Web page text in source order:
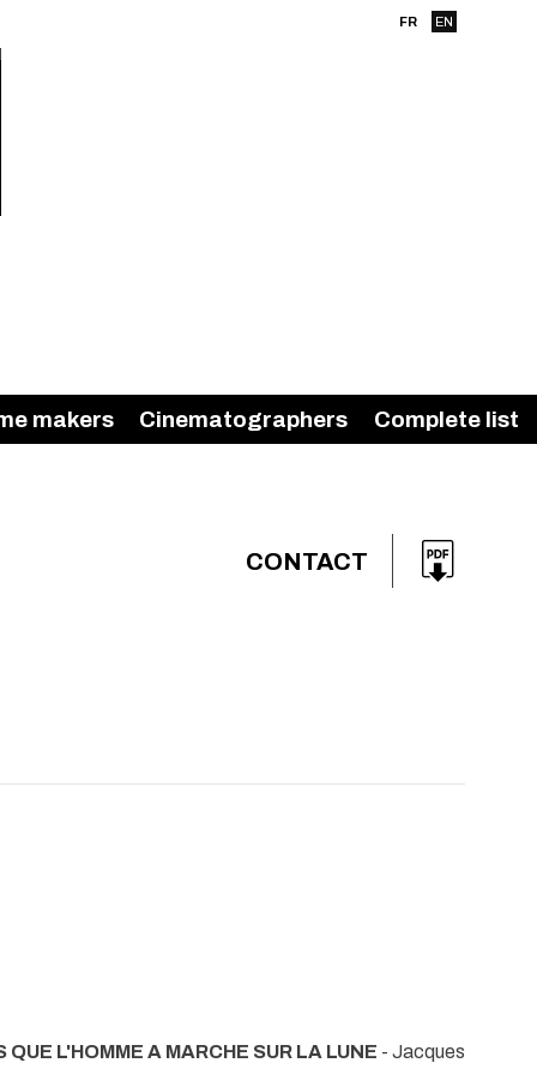
FR EN
makers Cinematographers Complete list
CONTACT
L'HOMME A MARCHE SUR LA LUNE - Jacques